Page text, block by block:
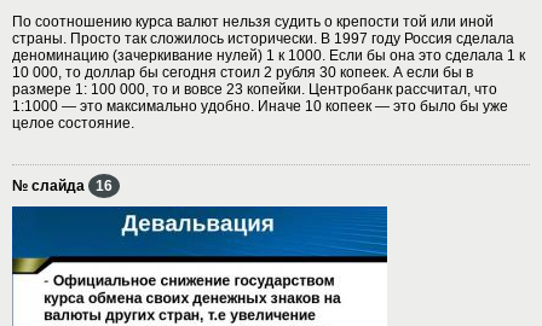
По соотношению курса валют нельзя судить о крепости той или иной
страны. Просто так сложилось исторически. В 1997 году Россия сделала
деноминацию (зачеркивание нулей) 1 к 1000. Если бы она это сделала 1 к
10 000, то доллар бы сегодня стоил 2 рубля 30 копеек. А если бы в
размере 1: 100 000, то и вовсе 23 копейки. Центробанк рассчитал, что
1:1000 — это максимально удобно. Иначе 10 копеек — это было бы уже
целое состояние.
№ слайда 16